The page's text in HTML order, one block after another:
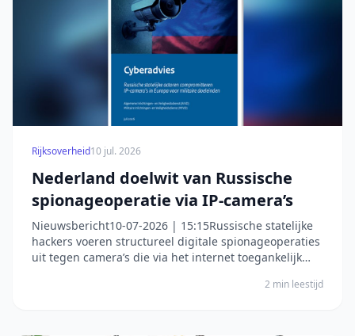
Rijksoverheid10 jul. 2026
Nederland doelwit van Russische
spionageoperatie via IP-camera’s
Nieuwsbericht10-07-2026 | 15:15Russische statelijke
hackers voeren structureel digitale spionageoperaties
uit tegen camera’s die via het internet toegankelijk
is gericht op Europese lidstaten van de NAVO,2 min leestijd